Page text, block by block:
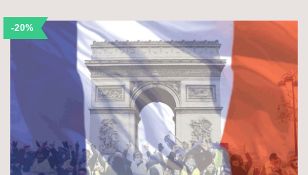
-20%